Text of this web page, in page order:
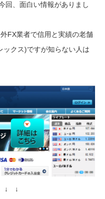
回、面白い情報がありまし
FX業者で信用と実績の老舗
ックス)ですが知らない人は
↓ ↓